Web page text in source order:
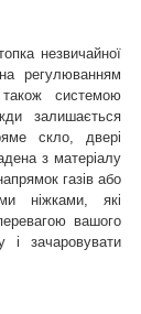
незвичайної
регулюванням
такожсистемою
залишається
скло, двері
з матеріалу
газів або
ніжками, які
вашого
і зачаровувати